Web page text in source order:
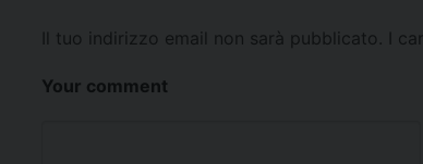
Il tuo indirizzo email non sarà pubblicato. I
Your comment